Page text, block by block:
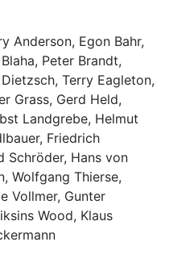
Anderson, Egon Bahr,
Peter Brandt,
Terry Eagleton,
Grass, Gerd Held,
Landgrebe, Helmut
Friedrich
Schröder, Hans von
Wolfgang Thierse,
Vollmer, Gunter
Wood, Klaus